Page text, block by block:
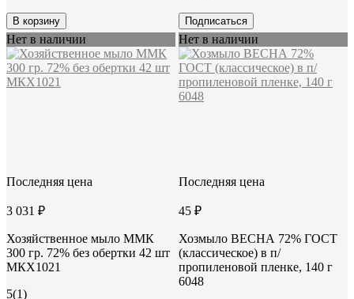
В корзину Подписаться
Нет в наличии
Последняя цена
3 031 ₽
Хозяйственное мыло ММК
300 гр. 72% без обертки 42 шт
МКХ1021
5(1)
Нет в наличии
Последняя цена
45 ₽
Хозмыло ВЕСНА 72% ГОСТ
(классическое) в п/
пропиленовой пленке, 140 г
6048